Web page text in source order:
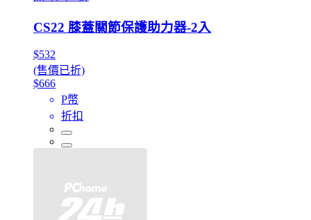
CS22 膝蓋關節保護助力器-2入
$532
(售價已折)
$666
P幣
折扣